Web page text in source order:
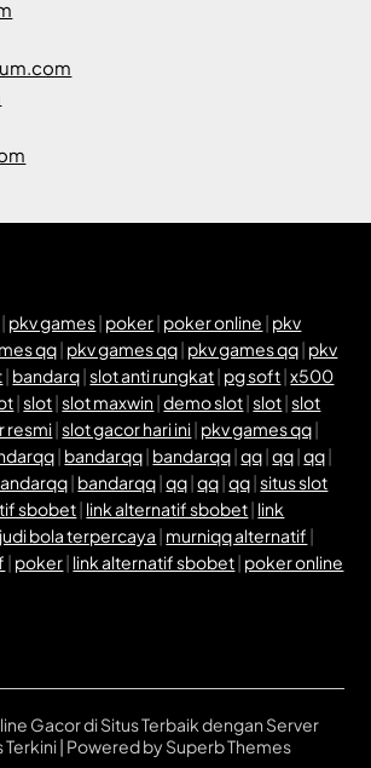
| pkv games| poker| poker online | pkv
qq| pkv games qq| pkv games qq| pkv
| bandarq|slot anti rungkat| pg soft|x500
|slot|slot maxwin|demo slot|slot|slot
resmi|slot gacor hari ini| pkv games qq|
| bandarqq| bandarqq|qq|qq|qq|
| bandarqq|qq|qq|qq|situs slot
sbobet| link alternatif sbobet| link
judi bola terpercaya | murniqq alternatif |
| poker| link alternatif sbobet| poker online
Gacor di Situs Terbaik dengan Server
Terkini| Powered bySuperb Themes